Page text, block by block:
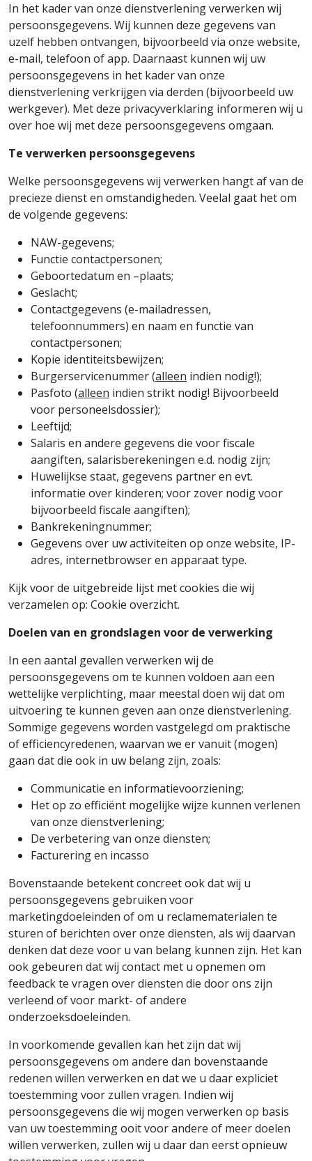
In het kader van onze dienstverlening verwerken wij
persoonsgegevens. Wij kunnen deze gegevens van
uzelf hebben ontvangen, bijvoorbeeld via onze website,
e-mail, telefoon of app. Daarnaast kunnen wij uw
persoonsgegevens in het kader van onze
dienstverlening verkrijgen via derden (bijvoorbeeld uw
werkgever). Met deze privacyverklaring informeren wij u
over hoe wij met deze persoonsgegevens omgaan.
Te verwerken persoonsgegevens
Welke persoonsgegevens wij verwerken hangt af van de
precieze dienst en omstandigheden. Veelal gaat het om
de volgende gegevens:
NAW-gegevens;
Functie contactpersonen;
Geboortedatum en –plaats;
Geslacht;
Contactgegevens (e-mailadressen,
telefoonnummers) en naam en functie van
contactpersonen;
Kopie identiteitsbewijzen;
Burgerservicenummer (alleen indien nodig!);
Pasfoto (alleen indien strikt nodig! Bijvoorbeeld
voor personeelsdossier);
Leeftijd;
Salaris en andere gegevens die voor fiscale
aangiften, salarisberekeningen e.d. nodig zijn;
Huwelijkse staat, gegevens partner en evt.
informatie over kinderen; voor zover nodig voor
bijvoorbeeld fiscale aangiften);
Bankrekeningnummer;
Gegevens over uw activiteiten op onze website, IP-
adres, internetbrowser en apparaat type.
Kijk voor de uitgebreide lijst met cookies die wij
verzamelen op: Cookie overzicht.
Doelen van en grondslagen voor de verwerking
In een aantal gevallen verwerken wij de
persoonsgegevens om te kunnen voldoen aan een
wettelijke verplichting, maar meestal doen wij dat om
uitvoering te kunnen geven aan onze dienstverlening.
Sommige gegevens worden vastgelegd om praktische
of efficiencyredenen, waarvan we er vanuit (mogen)
gaan dat die ook in uw belang zijn, zoals:
Communicatie en informatievoorziening;
Het op zo efficiënt mogelijke wijze kunnen verlenen
van onze dienstverlening;
De verbetering van onze diensten;
Facturering en incasso
Bovenstaande betekent concreet ook dat wij u
persoonsgegevens gebruiken voor
marketingdoeleinden of om u reclamematerialen te
sturen of berichten over onze diensten, als wij daarvan
denken dat deze voor u van belang kunnen zijn. Het kan
ook gebeuren dat wij contact met u opnemen om
feedback te vragen over diensten die door ons zijn
verleend of voor markt- of andere
onderzoeksdoeleinden.
In voorkomende gevallen kan het zijn dat wij
persoonsgegevens om andere dan bovenstaande
redenen willen verwerken en dat we u daar expliciet
toestemming voor zullen vragen. Indien wij
persoonsgegevens die wij mogen verwerken op basis
van uw toestemming ooit voor andere of meer doelen
willen verwerken, zullen wij u daar dan eerst opnieuw